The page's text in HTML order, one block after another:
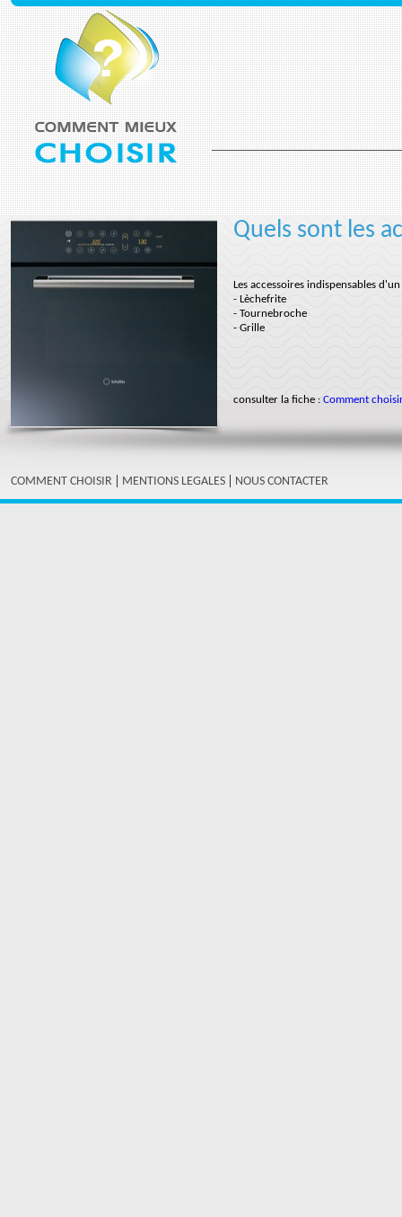
Quels sont les
Les accessoires indispensables
- Lèchefrite
- Tournebroche
- Grille
consulter la fiche : Comment
COMMENT CHOISIR | MENTIONS LEGALES | NOUS CONTACTER